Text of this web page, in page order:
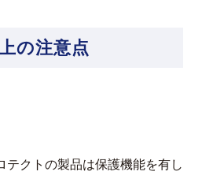
の注意点
テクトの製品は保護機能を有し